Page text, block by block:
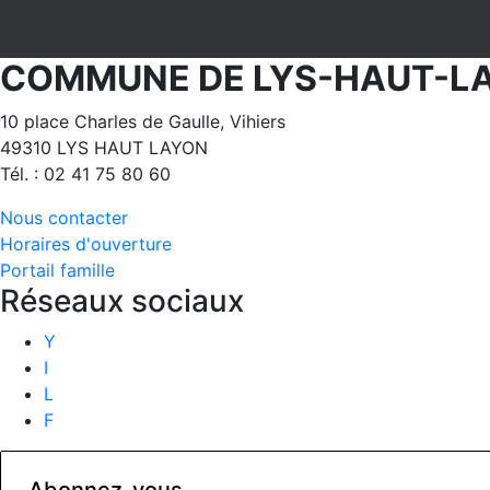
COMMUNE DE LYS-HAUT-
10 place Charles de Gaulle, Vihiers
49310 LYS HAUT LAYON
Tél. : 02 41 75 80 60
Nous contacter
Horaires d'ouverture
Portail famille
Réseaux sociaux
Y
I
L
F